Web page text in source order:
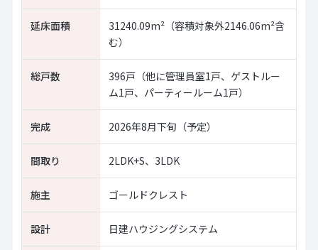
延床面積
31240.09m²（容積対象外2146.06m²含
む）
総戸数
396戸（他に管理員室1戸、ゲストルー
ム1戸、パーティールーム1戸）
完成 2026年8月下旬（予定）
間取り 2LDK+S、3LDK
施主 ゴールドクレスト
設計 日建ハウジングシステム